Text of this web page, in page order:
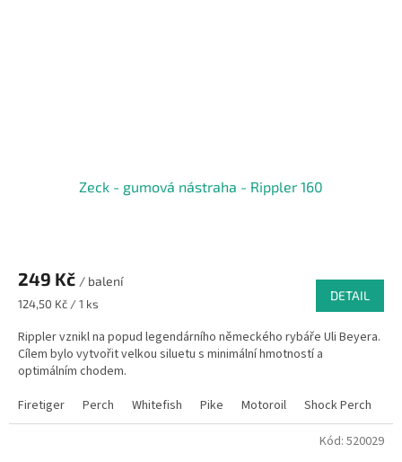
Zeck - gumová nástraha - Rippler 160
249 Kč / balení
Měrná
124,50 Kč / 1 ks
DETAIL
Rippler vznikl na popud legendárního německého rybáře Uli Beyera.
Cílem bylo vytvořit velkou siluetu s minimální hmotností a
optimálním chodem.
Firetiger
Perch Whitefish Pike Motoroil Shock Perch
Kód: 520029